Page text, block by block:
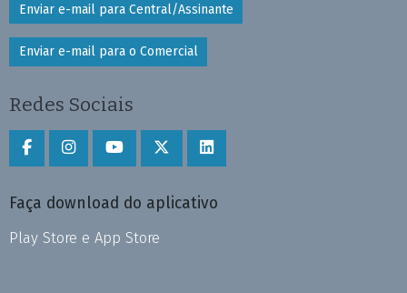
Enviar e-mail para Central/Assinante
Enviar e-mail para o Comercial
Redes Sociais
Faça download do aplicativo
Play Store e App Store